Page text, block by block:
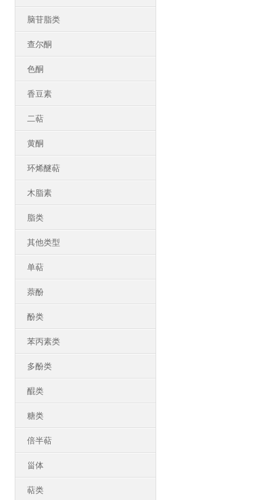
脑苷脂类
查尔酮
色酮
香豆素
二萜
黄酮
环烯醚萜
木脂素
脂类
其他类型
单萜
萘酚
酚类
苯丙素类
多酚类
醌类
糖类
倍半萜
甾体
萜类